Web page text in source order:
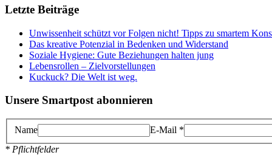
Letzte Beiträge
Unwissenheit schützt vor Folgen nicht! Tipps zu smartem
Das kreative Potenzial in Bedenken und Widerstand
Soziale Hygiene: Gute Beziehungen halten jung
Lebensrollen – Zielvorstellungen
Kuckuck? Die Welt ist weg.
Unsere Smartpost abonnieren
Name E-Mail *
* Pflichtfelder